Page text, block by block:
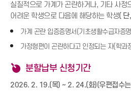
실질적으로 가계가 곤란하거나, 기타 사정
어려운 학생으로 다음에 해당하는 학생(
가계 곤란 입증증명서(기초생활수급자증
가정형편이 곤란하다고 인정되는 자(학과
분할납부 신청기간
2026. 2. 19.(목) ~ 2. 24.(화)(우편접수는